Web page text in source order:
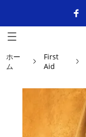
ホー
ム
First
Aid